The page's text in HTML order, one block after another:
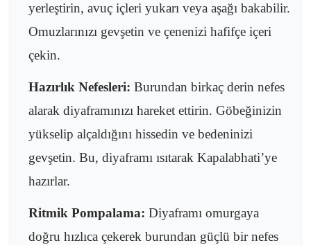
yerleştirin, avuç içleri yukarı veya aşağı bakabilir.
Omuzlarınızı gevşetin ve çenenizi hafifçe içeri
çekin.
Hazırlık Nefesleri: Burundan birkaç derin nefes
alarak diyaframınızı hareket ettirin. Göbeğinizin
yükselip alçaldığını hissedin ve bedeninizi
gevşetin. Bu, diyaframı ısıtarak Kapalabhati’ye
hazırlar.
Ritmik Pompalama: Diyaframı omurgaya
doğru hızlıca çekerek burundan güçlü bir nefes